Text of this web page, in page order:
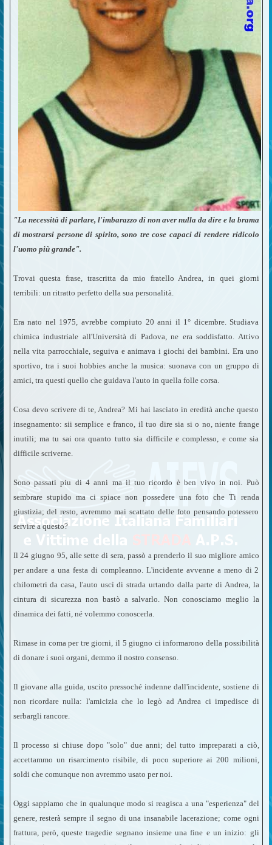
"La necessità di parlare, l'imbarazzo di non aver nulla da dire e la brama
di mostrarsi persone di spirito, sono tre cose capaci di rendere ridicolo
l'uomo più grande".
Trovai questa frase, trascritta da mio fratello Andrea, in quei giorni
terribili: un ritratto perfetto della sua personalità.
Era nato nel 1975, avrebbe compiuto 20 anni il 1° dicembre. Studiava
chimica industriale all'Università di Padova, ne era soddisfatto. Attivo
nella vita parrocchiale, seguiva e animava i giochi dei bambini. Era uno
sportivo, tra i suoi hobbies anche la musica: suonava con un gruppo di
amici, tra questi quello che guidava l'auto in quella folle corsa.
Cosa devo scrivere di te, Andrea? Mi hai lasciato in eredità anche questo
insegnamento: sii semplice e franco, il tuo dire sia si o no, niente frange
inutili; ma tu sai ora quanto tutto sia difficile e complesso, e come sia
difficile scriverne.
Sono passati piu di 4 anni ma il tuo ricordo è ben vivo in noi. Può
sembrare stupido ma ci spiace non possedere una foto che Ti renda
giustizia; del resto, avremmo mai scattato delle foto pensando potessero
servire a questo?
Il 24 giugno 95, alle sette di sera, passò a prenderlo il suo migliore amico
per andare a una festa di compleanno. L'incidente avvenne a meno di 2
chilometri da casa, l'auto uscì di strada urtando dalla parte di Andrea, la
cintura di sicurezza non bastò a salvarlo. Non conosciamo meglio la
dinamica dei fatti, né volemmo conoscerla.
Rimase in coma per tre giorni, il 5 giugno ci informarono della possibilità
di donare i suoi organi, demmo il nostro consenso.
Il giovane alla guida, uscito pressoché indenne dall'incidente, sostiene di
non ricordare nulla: l'amicizia che lo legò ad Andrea ci impedisce di
serbargli rancore.
Il processo si chiuse dopo "solo" due anni; del tutto impreparati a ciò,
accettammo un risarcimento risibile, di poco superiore ai 200 milioni,
soldi che comunque non avremmo usato per noi.
Oggi sappiamo che in qualunque modo si reagisca a una "esperienza" del
genere, resterà sempre il segno di una insanabile lacerazione; come ogni
frattura, però, queste tragedie segnano insieme una fine e un inizio: gli